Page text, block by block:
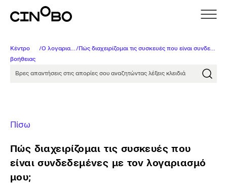
Κέντρο
βοήθειας
/ Ο λογαριασμός μου/ Πώς διαχειρίζομαι τις συσκευές που είναι συνδεδεμένες με τον λογαριασμό μου;
Βρες απαντήσεις στις απορίες σου αναζητώντας
Πίσω
Πώς διαχειρίζομαι τις συσκευές που
είναι συνδεδεμένες με τον λογαριασμό
μου;